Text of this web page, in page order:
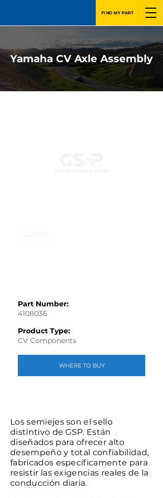
FIND MY PART
Yamaha CV Axle Assembly
Part Number:
4108036
Product Type:
CV Components
WHERE TO BUY
Los semiejes son el sello
distintivo de GSP. Están
diseñados para ofrecer alto
desempeño y total confiabilidad,
fabricados específicamente para
resistir las exigencias reales de la
conducción diaria.